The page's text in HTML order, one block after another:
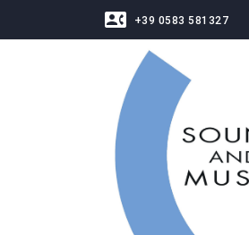
contact_phone +39 0583 581327